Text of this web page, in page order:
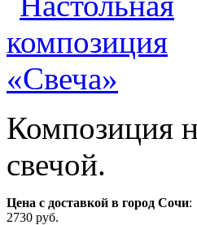
Композиция
свечой.
Цена с доставкой в город Сочи:
2730 руб.